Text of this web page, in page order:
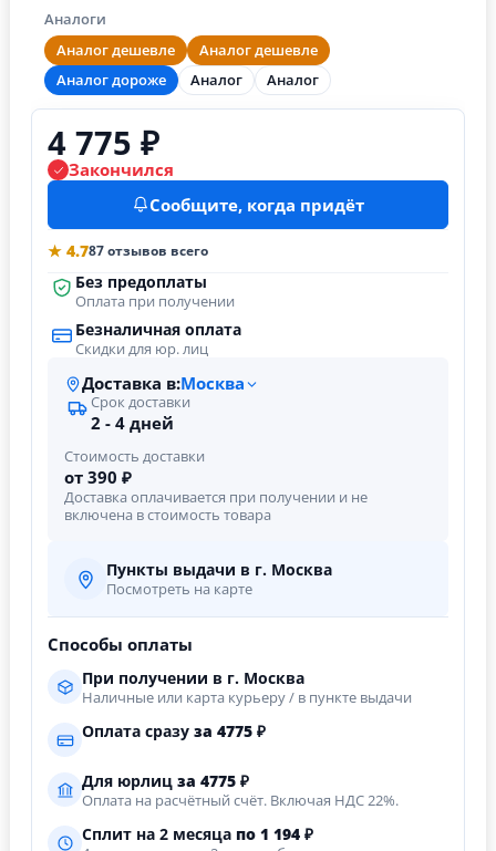
Аналоги
Аналог дешевле
Аналог дешевле
Аналог дороже
Аналог Аналог
4 775 ₽
Закончился
Сообщите, когда придёт
★ 4.787 отзывов всего
Без предоплаты
Оплата при получении
Безналичная оплата
Скидки для юр. лиц
Доставка в:Москва
Срок доставки
2 - 4 дней
Стоимость доставки
от 390 ₽
Доставка оплачивается при получении и не
включена в стоимость товара
Пункты выдачи в г. Москва
Посмотреть на карте
Способы оплаты
При получении в г. Москва
Наличные или карта курьеру / в пункте выдачи
Оплата сразу за 4775 ₽
Для юрлиц за 4775 ₽
Оплата на расчётный счёт. Включая НДС 22%.
Сплит на 2 месяца по 1 194 ₽